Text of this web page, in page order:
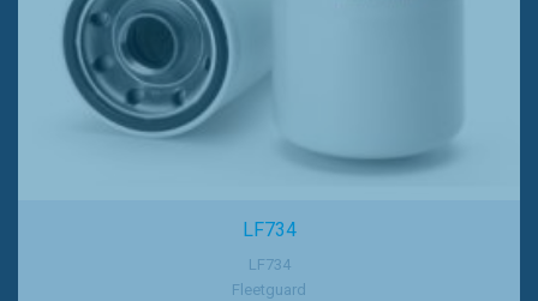
LF734
LF734
Fleetguard